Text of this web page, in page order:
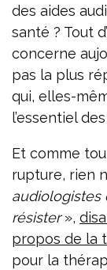
des aides
santé ? Tout
concerne
pas la plus
qui, elles-
l’essentiel
Et comme
rupture, rien
audiologistes
résister»,
propos de la
pour la